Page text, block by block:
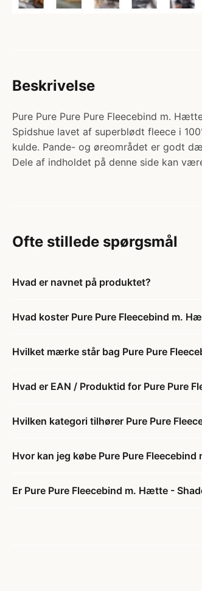
Beskrivelse
Pure Pure Pure Pure Fleecebind m.
Spidshue lavet af superblødt fleece i
kulde. Pande- og øreområdet er godt
Dele af indholdet på denne side kan
Ofte stillede spørgsmål
Hvad er navnet på produktet?
Hvad koster Pure Pure Fleecebind m.
Hvilket mærke står bag Pure Pure
Hvad er EAN / Produktid for Pure Pure
Hvilken kategori tilhører Pure Pure
Hvor kan jeg købe Pure Pure
Er Pure Pure Fleecebind m. Hætte -